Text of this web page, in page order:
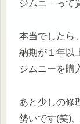
ジムニ－って
本当でしたら
納期が１年以
ジムニーを購
あと少しの修
勢いです(笑)